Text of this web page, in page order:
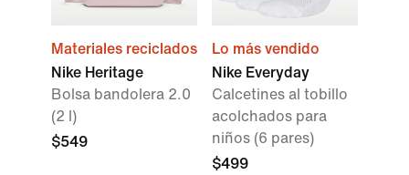
Materiales reciclados
Nike Heritage
Bolsa bandolera 2.0
(2 l)
$549
Lo más vendido
Nike Everyday
Calcetines al tobillo
acolchados para
niños (6 pares)
$499